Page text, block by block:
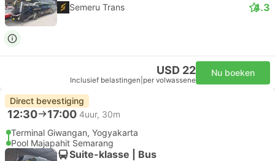
Semeru Trans 4.3
USD 22
Inclusief belastingen per volwassene
Nu boeken
Direct bevestiging
12:30 17:00 4uur, 30m
Terminal Giwangan, Yogyakarta
Pool Majapahit Semarang
Suite-klasse | Bus